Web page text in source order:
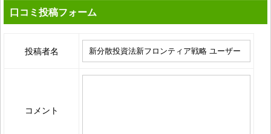
口コミ投稿フォーム
投稿者名
コメント